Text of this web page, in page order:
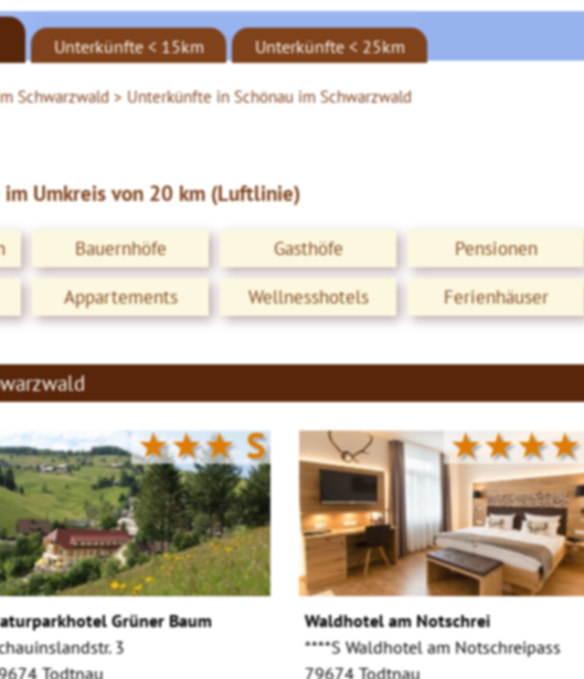
Schwarzwald > Unterkünfte in Schönau im Schwarzwald
Unterkünfte < 15km Unterkünfte < 25km
Umkreis von 20 km (Luftlinie)
Bauernhöfe Gasthöfe
Pensionen
Appartements Wellnesshotels Ferienhäuser
★★★S
Grüner Baum
3
Todtnau
★★★★
Waldhotel am Notschrei
****S Waldhotel am Notschreipass
79674 Todtnau